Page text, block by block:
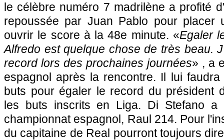
le célèbre numéro 7 madrilène a profité
repoussée par Juan Pablo pour placer
ouvrir le score à la 48e minute. «Egaler
Alfredo est quelque chose de très beau.
record lors des prochaines journées» , a
espagnol après la rencontre. Il lui
buts pour égaler le record du président
les buts inscrits en Liga. Di Stefano a
championnat espagnol, Raul 214. Pour
du capitaine de Real pourront toujours